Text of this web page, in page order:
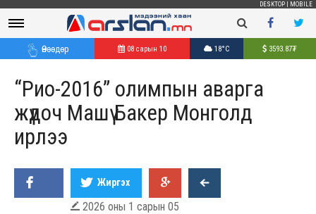
DESKTOP MOBILE
Өнөөдөр 08 сарын 10 18°C 3593.87₮
“Рио-2016” олимпын аварга
жүдоч Машү Бакер Монголд
ирлээ
Жиргэх
 2026 оны 1 сарын 05